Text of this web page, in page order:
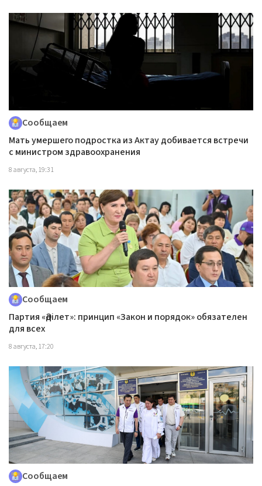
Сообщаем
Мать умершего подростка из Актау добивается встречи
с министром здравоохранения
8 августа, 19:31
Сообщаем
Партия «Әділет»: принцип «Закон и порядок» обязателен
для всех
8 августа, 17:20
Сообщаем